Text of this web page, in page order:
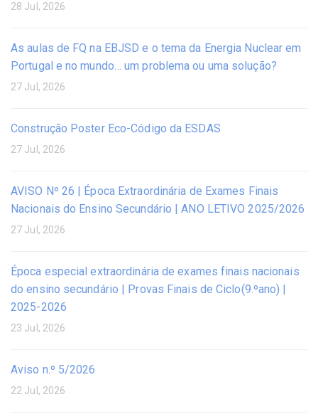
28 Jul, 2026
As aulas de FQ na EBJSD e o tema da Energia Nuclear em
Portugal e no mundo… um problema ou uma solução?
27 Jul, 2026
Construção Poster Eco-Código da ESDAS
27 Jul, 2026
AVISO Nº 26 | Época Extraordinária de Exames Finais
Nacionais do Ensino Secundário | ANO LETIVO 2025/2026
27 Jul, 2026
Época especial extraordinária de exames finais nacionais
do ensino secundário | Provas Finais de Ciclo(9.ºano) |
2025-2026
23 Jul, 2026
Aviso n.º 5/2026
22 Jul, 2026